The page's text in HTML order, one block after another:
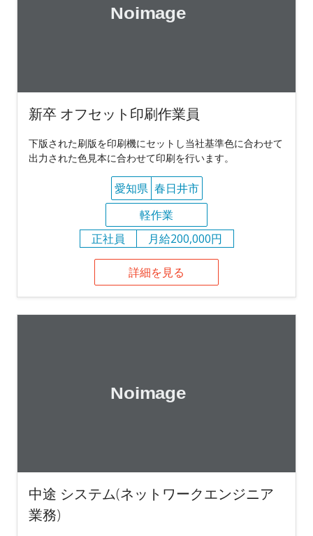
新卒 オフセット印刷作業員
下版された刷版を印刷機にセットし当社基準色に合わせて
出力された色見本に合わせて印刷を行います。
愛知県 春日井市
軽作業
正社員
月給200,000円
詳細を見る
中途 システム(ネットワークエンジニア
業務)